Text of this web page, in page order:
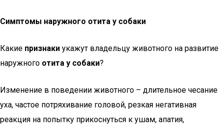
Симптомы наружного отита у собаки
Какие признаки укажут владельцу животного на развитие
наружного отита у собаки?
Изменение в поведении животного – длительное чесание
уха, частое потряхивание головой, резкая негативная
реакция на попытку прикоснуться к ушам, апатия,